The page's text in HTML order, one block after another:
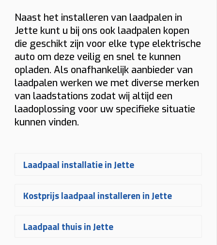
Naast het installeren van laadpalen in
Jette kunt u bij ons ook laadpalen kopen
die geschikt zijn voor elke type elektrische
auto om deze veilig en snel te kunnen
opladen. Als onafhankelijk aanbieder van
laadpalen werken we met diverse merken
van laadstations zodat wij altijd een
laadoplossing voor uw specifieke situatie
kunnen vinden.
Laadpaal installatie in Jette
Een
laadpaal laten installeren in
Jette
gebeurt bij Plugnet volledig op
snel een vrijblijvende
Kostprijs laadpaal installeren in Jette
De
prijs voor een laadpaal
installeren in Jette
Laadpaal thuis in Jette